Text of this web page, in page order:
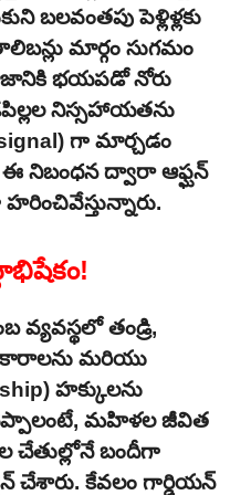
బలవంతపు పెళ్లిళ్లకు
మార్గం సుగమం
భయపడో నోరు
నిస్సహాయతను
signal) గా మార్చడం
నిబంధన ద్వారా ఆఫ్ఘన్
వ్యవస్థలో తండ్రి,
మరియు
హక్కులను
మహిళల జీవిత
చేతుల్లోనే బందీగా
చేశారు. కేవలం గార్డియన్